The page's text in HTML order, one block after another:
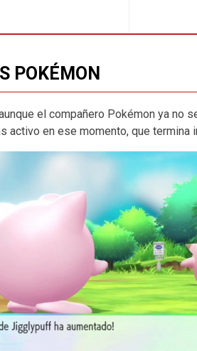
POKÉMON
el compañero Pokémon ya no
activo en ese momento, que termina